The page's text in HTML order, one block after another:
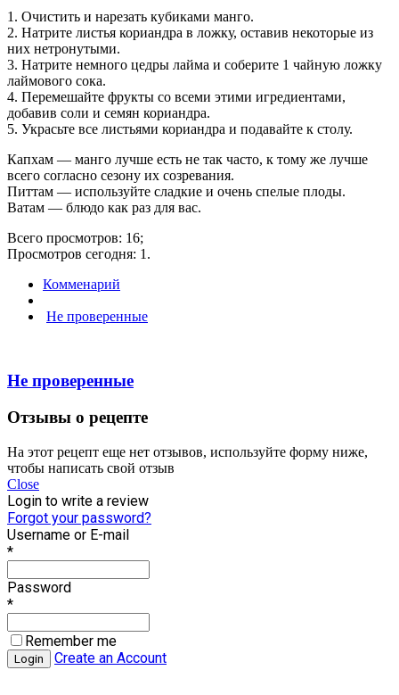
1. Очистить и нарезать кубиками манго.
2. Натрите листья кориандра в ложку, оставив некоторые из
них нетронутыми.
3. Натрите немного цедры лайма и соберите 1 чайную ложку
лаймового сока.
4. Перемешайте фрукты со всеми этими игредиентами,
добавив соли и семян кориандра.
5. Украсьте все листьями кориандра и подавайте к столу.
Капхам — манго лучше есть не так часто, к тому же лучше
всего согласно сезону их созревания.
Питтам — используйте сладкие и очень спелые плоды.
Ватам — блюдо как раз для вас.
Всего просмотров: 16;
Просмотров сегодня: 1.
Комменарий
Не проверенные
Не проверенные
Отзывы о рецепте
На этот рецепт еще нет отзывов, используйте форму ниже,
чтобы написать свой отзыв
Close
Login to write a review
Forgot your password?
Username or E-mail
*
Password
*
Remember me
Create an Account